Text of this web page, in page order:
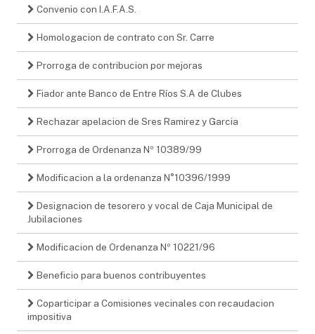
Convenio con I.A.F.A.S.
Homologacion de contrato con Sr. Carre
Prorroga de contribucion por mejoras
Fiador ante Banco de Entre Ríos S.A de Clubes
Rechazar apelacion de Sres Ramirez y Garcia
Prorroga de Ordenanza Nº 10389/99
Modificacion a la ordenanza N°10396/1999
Designacion de tesorero y vocal de Caja Municipal de
Jubilaciones
Modificacion de Ordenanza Nº 10221/96
Beneficio para buenos contribuyentes
Coparticipar a Comisiones vecinales con recaudacion
impositiva